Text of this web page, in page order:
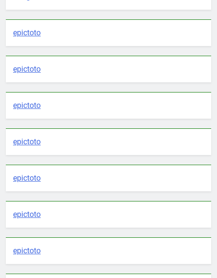
epictoto
epictoto
epictoto
epictoto
epictoto
epictoto
epictoto